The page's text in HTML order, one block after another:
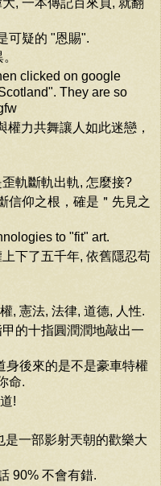
可疑的 "恩賜".
clicked on google
They are so
權力共舞讓人如此迷戀，
軌斷軌出軌, 怎麼接?
信仰之根，確是＂先見之
to "fit" art.
下了五千年, 依舊隱忍苟
, 憲法, 法律, 道德, 人性.
的十指圓潤潤地敲出一
身後來的是不是豪車特權
命.
!
是一部影射兲朝的歡樂大
90% 不會有錯.